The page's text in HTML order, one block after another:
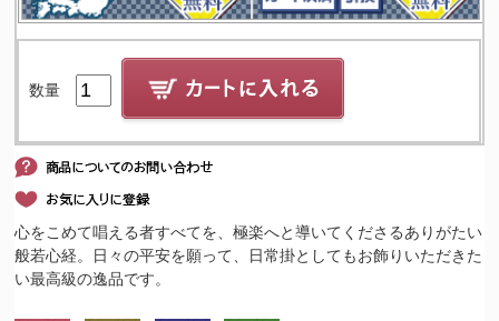
数量
心をこめて唱える者すべてを、極楽へと導いてくださるありがたい
般若心経。日々の平安を願って、日常掛としてもお飾りいただきた
い最高級の逸品です。